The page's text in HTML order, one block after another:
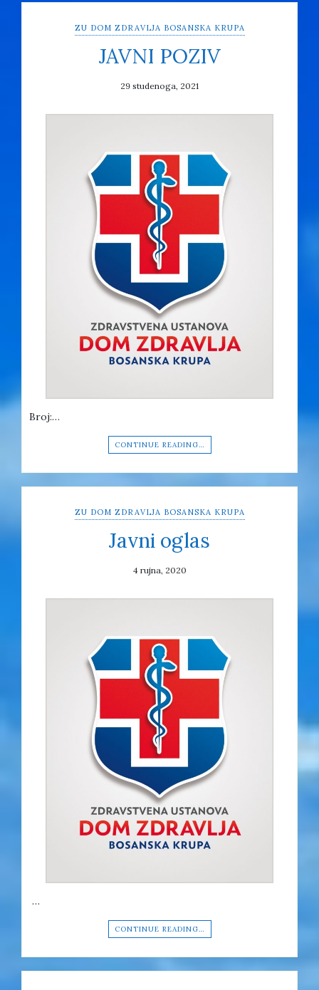
ZU DOM ZDRAVLJA BOSANSKA KRUPA
JAVNI POZIV
29 studenoga, 2021
Broj:…
CONTINUE READING…
ZU DOM ZDRAVLJA BOSANSKA KRUPA
Javni oglas
4 rujna, 2020
…
CONTINUE READING…